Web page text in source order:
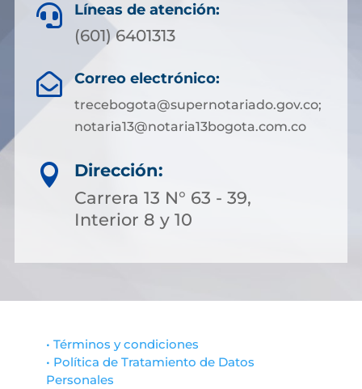
 Líneas de atención:
(601) 6401313
 Correo electrónico:
trecebogota@supernotariado.gov.co;
notaria13@notaria13bogota.com.co

Dirección:
Carrera 13 N° 63 - 39,
Interior 8 y 10
• Términos y condiciones
• Política de Tratamiento de Datos
Personales